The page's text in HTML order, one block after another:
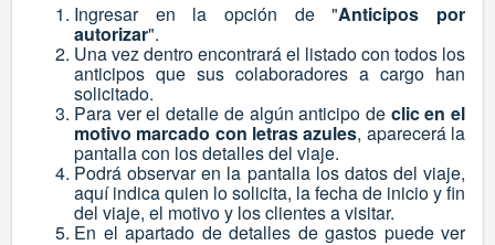
Ingresar en la opción de "Anticipos por
autorizar".
Una vez dentro encontrará el listado con todos los
anticipos que sus colaboradores a cargo han
solicitado.
Para ver el detalle de algún anticipo de clic en el
motivo marcado con letras azules, aparecerá la
pantalla con los detalles del viaje.
Podrá observar en la pantalla los datos del viaje,
aquí indica quien lo solicita, la fecha de inicio y fin
del viaje, el motivo y los clientes a visitar.
En el apartado de detalles de gastos puede ver